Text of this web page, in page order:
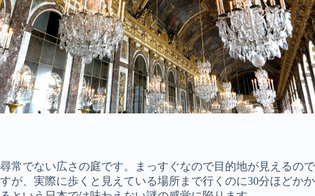
尋常でない広さの庭です。まっすぐなので目的地が見えるので
すが、実際に歩くと見えている場所まで行くのに30分ほどかか